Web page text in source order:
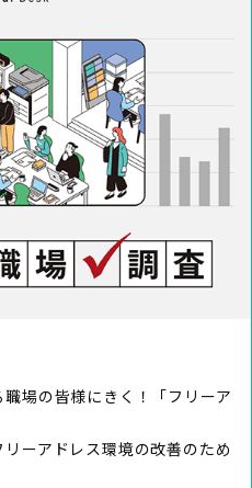
場の皆様にきく！「フリーア
ーアドレス環境の改善のため